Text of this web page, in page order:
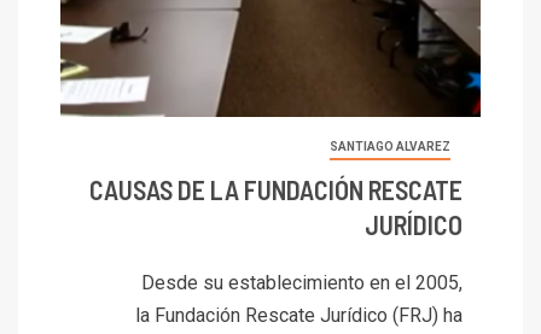
SANTIAGO ALVAREZ
CAUSAS DE LA FUNDACIÓN RESCATE
JURÍDICO
Desde su establecimiento en el 2005,
la Fundación Rescate Jurídico (FRJ) ha